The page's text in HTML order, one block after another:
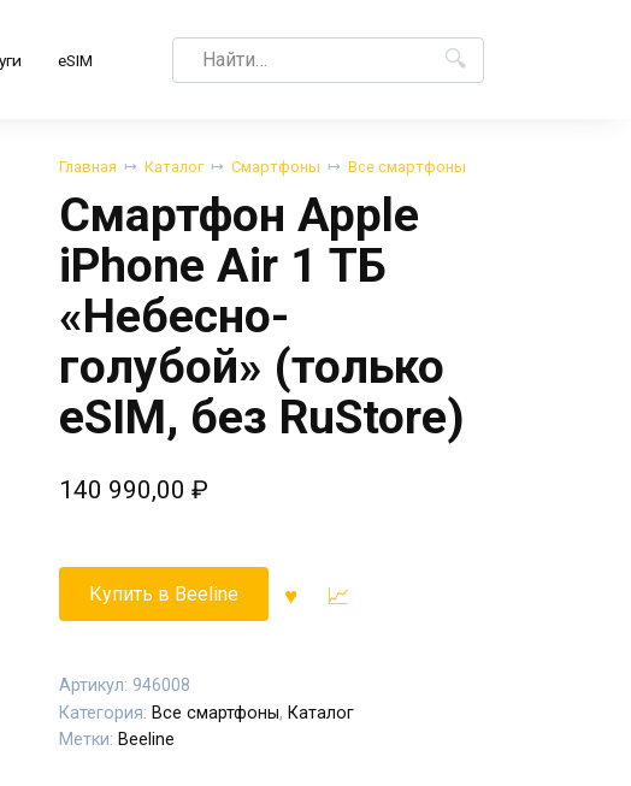
eSIM
Search
for:
Главная Каталог Смартфоны Все смартфоны
Смартфон Apple
iPhone Air 1 ТБ
«Небесно-
голубой» (только
eSIM, без RuStore)
140 990,00 ₽
Купить в Beeline
Артикул: 946008
Категория: Все смартфоны, Каталог
Метки: Beeline